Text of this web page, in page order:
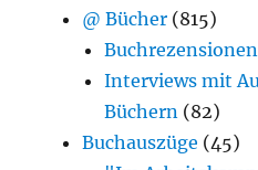
@ Bücher (815)
Buchrezensionen
Interviews mit
Büchern (82)
Buchauszüge (45)